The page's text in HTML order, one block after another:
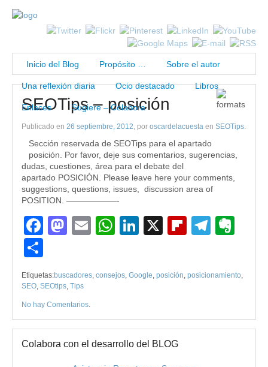
Inicio del Blog Propósito … Sobre el autor
Una reflexión diaria Ocio destacado Libros
Enlaces Sugiere – Colabora
SEOTips – posición
Publicado en 26 septiembre, 2012, por oscardelacuesta en SEOTips.
Sección reservada de SEOTips para el apartado
posición. Por favor, deje sus comentarios, sugerencias,
dudas, cuestiones, área para el debate del
apartado POSICIÓN. Please leave here your comments,
suggestions, questions, issues, discussion area of
POSITION. ——————-
Facebook
Mastodon
EmailWhatsApp
LinkedIn
X Flipboard
Etiquetas:buscadores, consejos, Google, posición, posicionamiento,
SEO, SEOtips, Tips
No hay Comentarios.
Colabora con el desarrollo del BLOG